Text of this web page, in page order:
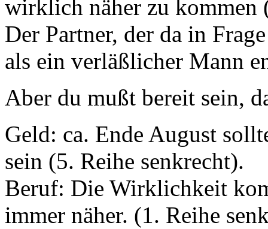
wirklich näher zu kommen
Der Partner, der da in
als ein verläßlicher Mann
Aber du mußt bereit sein,
Geld: ca. Ende August
sein (5. Reihe senkrecht).
Beruf: Die Wirklichkeit
immer näher. (1. Reihe